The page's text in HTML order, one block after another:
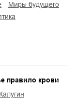
миры будущего
правило крови